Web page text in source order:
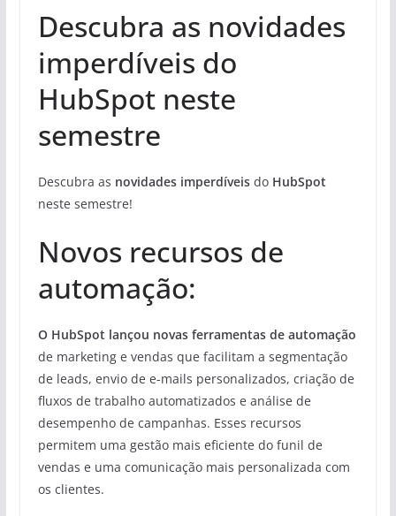
Descubra as novidades
imperdíveis do
HubSpot neste
semestre
Descubra as novidades imperdíveisdo HubSpot
neste semestre!
Novos recursos de
automação:
O HubSpot lançou novas ferramentas de automação
de marketing e vendas que facilitam a segmentação
de leads, envio de e-mails personalizados, criação de
fluxos de trabalho automatizados e análise de
desempenho de campanhas. Esses recursos
permitem uma gestão mais eficiente do funil de
vendas e uma comunicação mais personalizada com
os clientes.